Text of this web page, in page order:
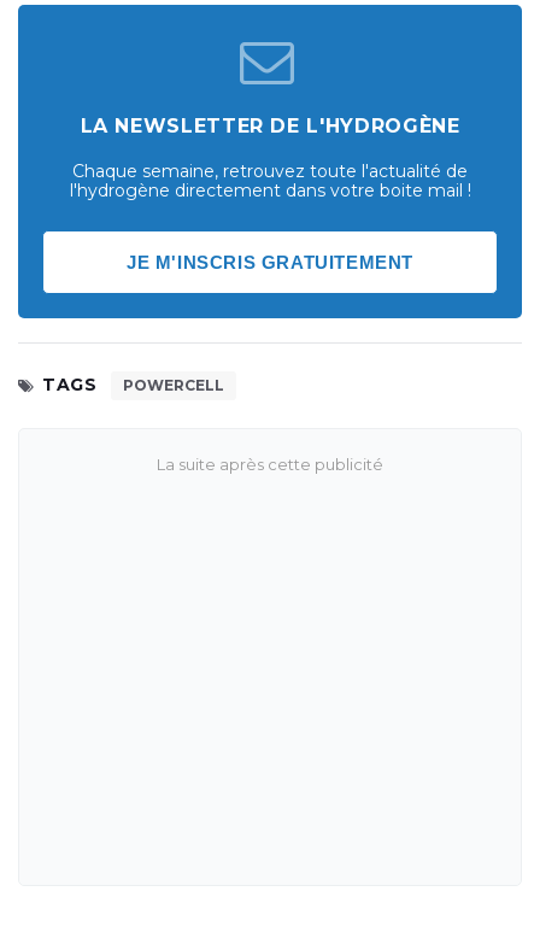
LA NEWSLETTER DE L'HYDROGÈNE
Chaque semaine, retrouvez toute l'actualité de
l'hydrogène directement dans votre boite mail !
JE M'INSCRIS GRATUITEMENT
TAGS POWERCELL